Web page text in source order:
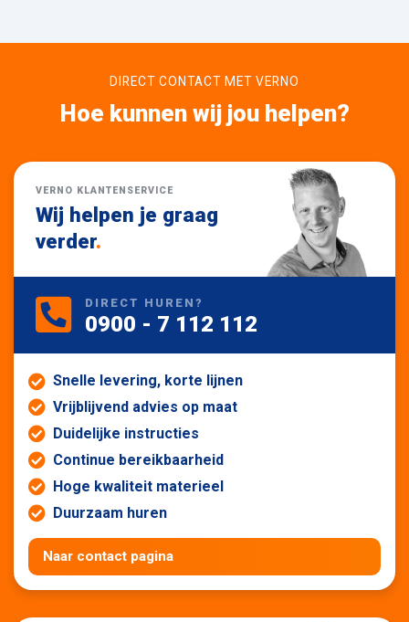
DIRECT CONTACT MET VERNO
Hoe kunnen wij jou helpen?
VERNO KLANTENSERVICE
Wij helpen je graag
verder.
DIRECT HUREN?
0900 - 7 112 112
Snelle levering, korte lijnen
Vrijblijvend advies op maat
Duidelijke instructies
Continue bereikbaarheid
Hoge kwaliteit materieel
Duurzaam huren
Naar contact pagina